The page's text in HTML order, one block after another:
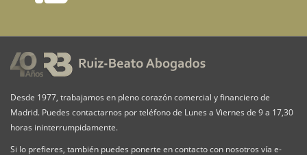
Desde 1977, trabajamos en pleno corazón comercial y financiero de
Madrid. Puedes contactarnos por teléfono de Lunes a Viernes de 9 a 17,30
horas ininterrumpidamente.
Si lo prefieres, también puedes ponerte en contacto con nosotros vía e-